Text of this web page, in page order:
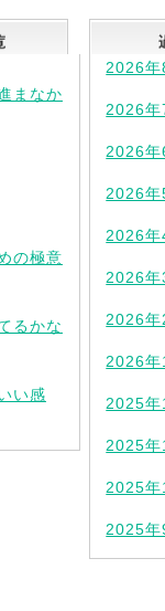
最新記事
まなか
の極意
るかな
い感
2026年
2026年
2026年
2026年
2026年
2026年
2026年
2026年
2025年
2025年
2025年
2025年